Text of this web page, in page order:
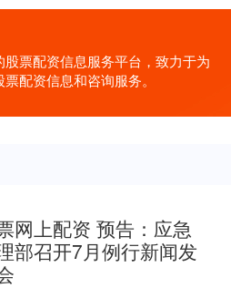
票配资信息服务平台，致力于为
配资信息和咨询服务。
网上配资 预告：应急
部召开7月例行新闻发